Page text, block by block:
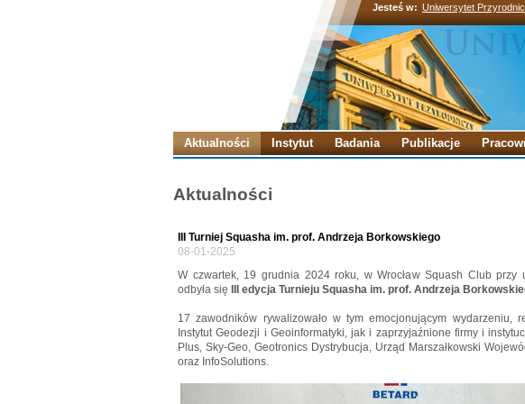
Jesteś w: Uniwersytet
Aktualności Instytut Badania Publikacje
Aktualności
III Turniej Squasha im. prof. Andrzeja Borkowskiego
08-01-2025
W czwartek, 19 grudnia 2024 roku, w Wrocław Squash Club przy
odbyła się
III edycja Turnieju Squasha im. prof. Andrzeja
17 zawodników rywalizowało w tym emocjonującym wydarzeniu,
Instytut Geodezji i Geoinformatyki, jak i zaprzyjaźnione firmy i
Plus, Sky-Geo, Geotronics Dystrybucja, Urząd Marszałkowski
oraz InfoSolutions.